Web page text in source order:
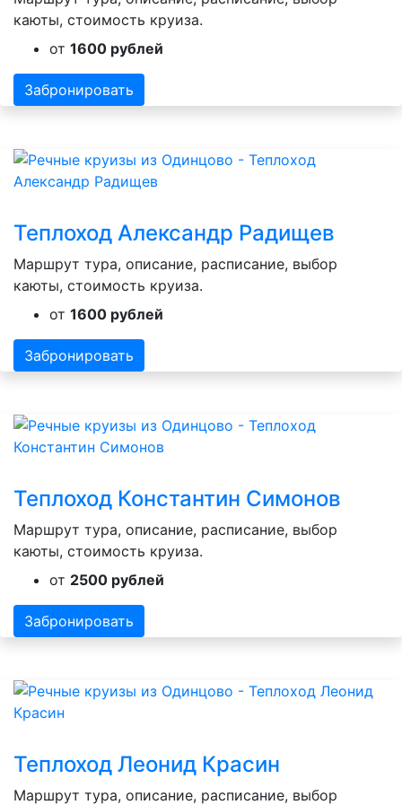
каюты, стоимость круиза.
от 1600 рублей
Забронировать
Теплоход Александр Радищев
Маршрут тура, описание, расписание, выбор
каюты, стоимость круиза.
от 1600 рублей
Забронировать
Теплоход Константин Симонов
Маршрут тура, описание, расписание, выбор
каюты, стоимость круиза.
от 2500 рублей
Забронировать
Теплоход Леонид Красин
Маршрут тура, описание, расписание, выбор